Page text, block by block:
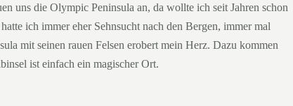
uns die Olympic Peninsula an, da wollte ich seit Jahren schon
ich immer eher Sehnsucht nach den Bergen, immer mal
mit seinen rauen Felsen erobert mein Herz. Dazu kommen
ist einfach ein magischer Ort.